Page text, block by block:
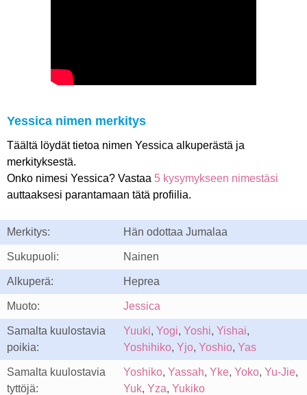
Yessica nimen merkitys
Täältä löydät tietoa nimen Yessica alkuperästä ja
merkityksestä.
Onko nimesi Yessica? Vastaa 5 kysymykseen nimestäsi
auttaaksesi parantamaan tätä profiilia.
Merkitys: Hän odottaa Jumalaa
Sukupuoli: Nainen
Alkuperä: Heprea
Muoto: Jessica
Samalta kuulostavia
poikia:
Yuuki, Yogi, Yoshi, Yishai,
Yoshihiko, Yjo, Yoshio, Yas
Samalta kuulostavia
tyttöjä:
Yoshiko, Yassah, Yke, Yoko, Yu-Jie,
Yuk, Yza, Yukiko